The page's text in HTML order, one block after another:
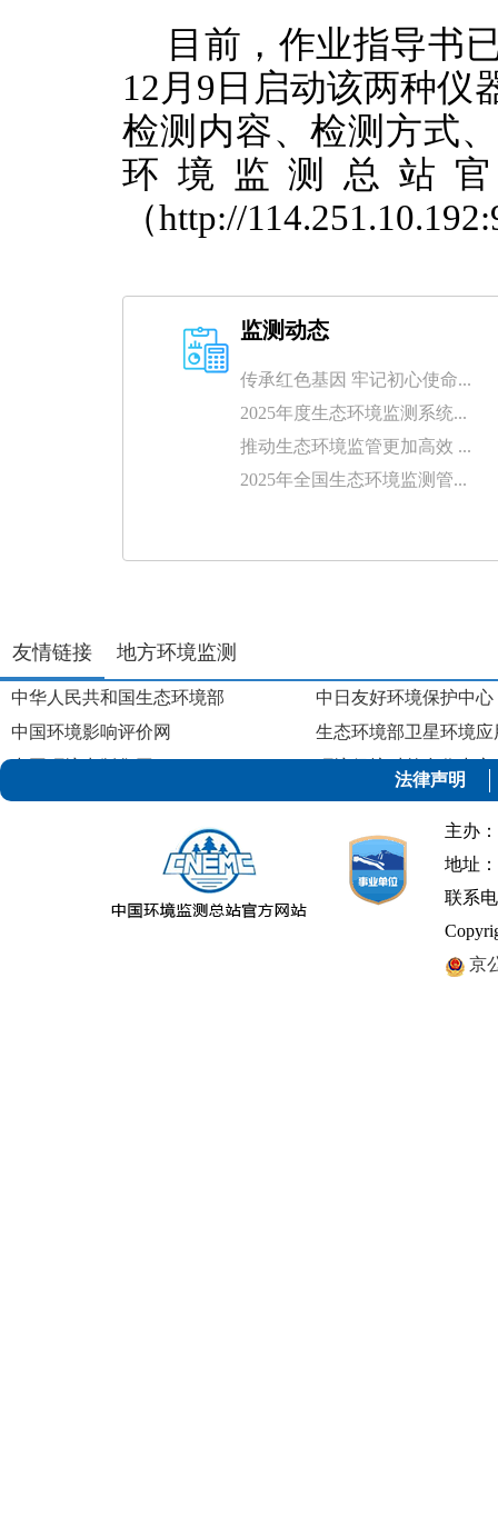
目前， 作业指导书
12 月 9 日启动该两种仪
检测内容、检测方式
环境监测总站
（http://
监测动态
传承红色基因 牢记初心使命...
2025年度生态环境监测系统...
推动生态环境监管更加高效 ...
2025年全国生态环境监测管...
友情链接 地方环境监测
中华人民共和国生态环境部
中日友好环境保护中心
中国环境影响评价网
生态环境部卫星环境应
环境保护对外合作中心
中国环境保护产业协会
法律声明
主办
地址
联系电
京